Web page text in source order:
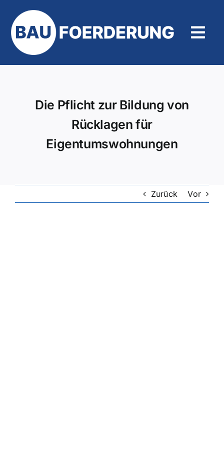
Inhalt
springen
Die Pflicht zur Bildung von
Rücklagen für
Eigentumswohnungen
Zurück Vor